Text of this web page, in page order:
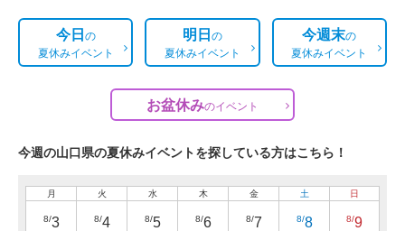
今日の
夏休みイベント
明日の
夏休みイベント
今週末の
夏休みイベント
お盆休みのイベント
今週の山口県の夏休みイベントを探している方はこちら！
月
8/3
火
8/4
水
8/5
木
8/6
金
8/7
土
8/8
日
8/9